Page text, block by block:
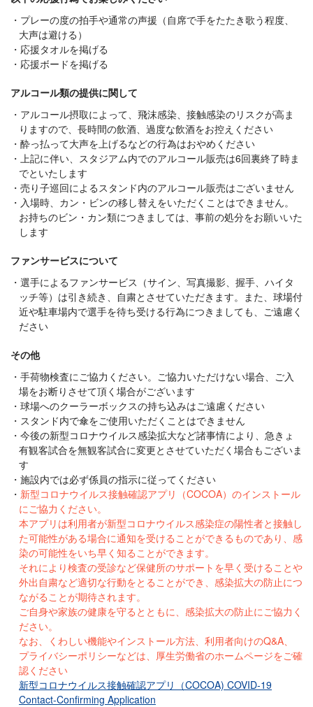
プレーの度の拍手や通常の声援（自席で手をたたき歌う程度、
大声は避ける）
応援タオルを掲げる
応援ボードを掲げる
アルコール類の提供に関して
アルコール摂取によって、飛沫感染、接触感染のリスクが高ま
りますので、長時間の飲酒、過度な飲酒をお控えください
酔っ払って大声を上げるなどの行為はおやめください
上記に伴い、スタジアム内でのアルコール販売は6回裏終了時ま
でといたします
売り子巡回によるスタンド内のアルコール販売はございません
入場時、カン・ビンの移し替えをいただくことはできません。
お持ちのビン・カン類につきましては、事前の処分をお願いいた
します
ファンサービスについて
選手によるファンサービス（サイン、写真撮影、握手、ハイタ
ッチ等）は引き続き、自粛とさせていただきます。また、球場付
近や駐車場内で選手を待ち受ける行為につきましても、ご遠慮く
ださい
その他
手荷物検査にご協力ください。ご協力いただけない場合、ご入
場をお断りさせて頂く場合がございます
球場へのクーラーボックスの持ち込みはご遠慮ください
スタンド内で傘をご使用いただくことはできません
今後の新型コロナウイルス感染拡大など諸事情により、急きょ
有観客試合を無観客試合に変更とさせていただく場合もございま
す
施設内では必ず係員の指示に従ってください
新型コロナウイルス接触確認アプリ（COCOA）のインストール
にご協力ください。
本アプリは利用者が新型コロナウイルス感染症の陽性者と接触し
た可能性がある場合に通知を受けることができるものであり、感
染の可能性をいち早く知ることができます。
それにより検査の受診など保健所のサポートを早く受けることや
外出自粛など適切な行動をとることができ、感染拡大の防止につ
ながることが期待されます。
ご自身や家族の健康を守るとともに、感染拡大の防止にご協力く
ださい。
なお、くわしい機能やインストール方法、利用者向けのQ&A、
プライバシーポリシーなどは、厚生労働省のホームページをご確
認ください
新型コロナウイルス接触確認アプリ（COCOA) COVID-19
Contact-Confirming Application